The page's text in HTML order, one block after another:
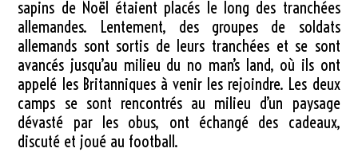
sapins de Noël étaient placés le long des tranchées
allemandes. Lentement, des groupes de soldats
allemands sont sortis de leurs tranchées et se sont
avancés jusqu’au milieu du no man’s land, où ils ont
appelé les Britanniques à venir les rejoindre. Les deux
camps se sont rencontrés au milieu d’un paysage
dévasté par les obus, ont échangé des cadeaux,
discuté et joué au football.